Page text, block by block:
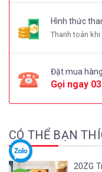
Hình thức
Thanh toán khi
Đặt mua
Gọi ngay
CÓ THỂ BẠN
20ZG